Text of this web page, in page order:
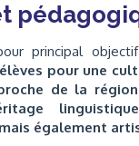
principal
pour une
de la région
également